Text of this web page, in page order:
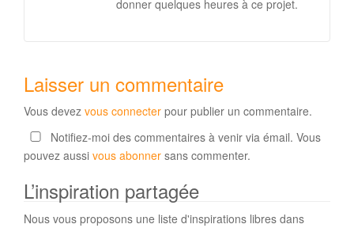
donner quelques heures à ce projet.
Laisser un commentaire
Vous devez vous connecter pour publier un commentaire.
Notifiez-moi des commentaires à venir via émail. Vous
pouvez aussi vous abonner sans commenter.
L’inspiration partagée
Nous vous proposons une liste d'inspirations libres dans